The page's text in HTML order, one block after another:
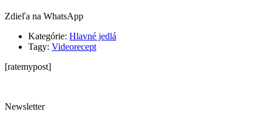
Zdieľa na WhatsApp
Kategórie: Hlavné jedlá
Tagy: Videorecept
[ratemypost]
Newsletter